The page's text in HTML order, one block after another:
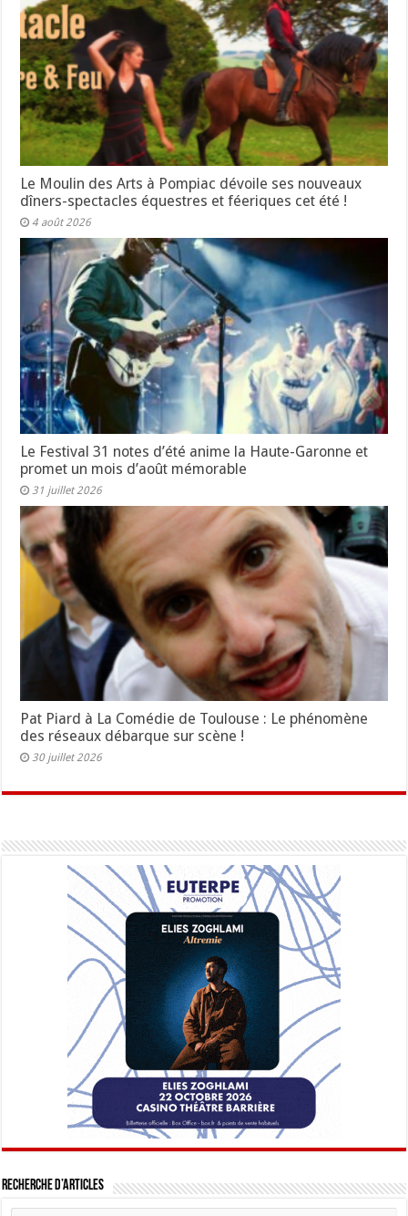
Le Moulin des Arts à Pompiac dévoile ses nouveaux
dîners-spectacles équestres et féeriques cet été !
4 août 2026
Le Festival 31 notes d’été anime la Haute-Garonne et
promet un mois d’août mémorable
31 juillet 2026
Pat Piard à La Comédie de Toulouse : Le phénomène
des réseaux débarque sur scène !
30 juillet 2026
Recherche d’articles